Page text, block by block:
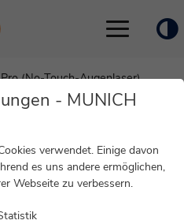
Toggle
(No-Touch-Augenlaser)
MUNICH EYE
- MUNICH
verwendet. Einige davon
es uns andere ermöglichen,
Webseite zu verbessern.